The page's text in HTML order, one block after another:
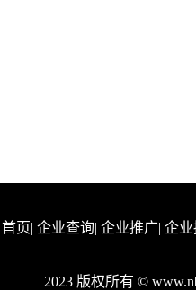
首页| 企业查询| 企业推广| 企
2023 版权所有 ©